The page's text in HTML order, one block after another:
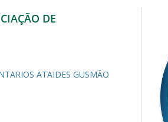
DE
ATAIDES GUSMÃO